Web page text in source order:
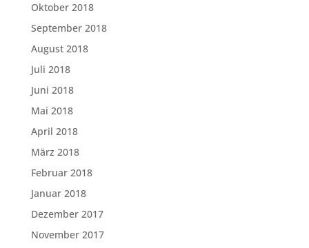
Oktober 2018
September 2018
August 2018
Juli 2018
Juni 2018
Mai 2018
April 2018
März 2018
Februar 2018
Januar 2018
Dezember 2017
November 2017